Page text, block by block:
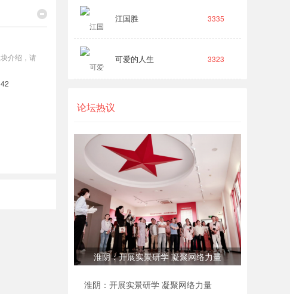
介绍，请
江国胜 3335
可爱的人生 3323
论坛热议
淮阴：开展实景研学 凝聚网络力量
淮阴：开展实景研学 凝聚网络力量